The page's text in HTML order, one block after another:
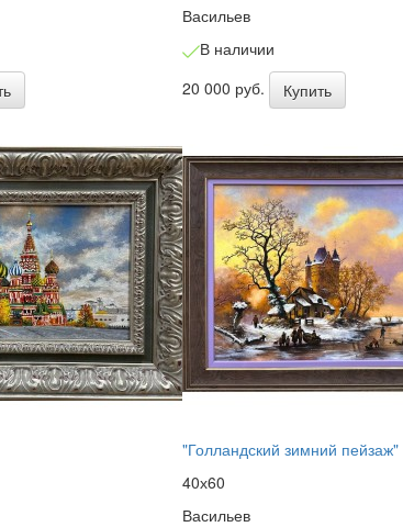
Васильев
В наличии
20 000 руб.
Купить
"Голландский зимний пейзаж"
40х60
Васильев